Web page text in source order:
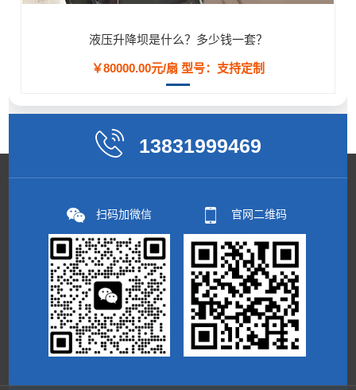
液压升降坝是什么？多少钱一套？
￥80000.00元/扇 型号：支持定制
13831999469
扫码加微信 官网二维码